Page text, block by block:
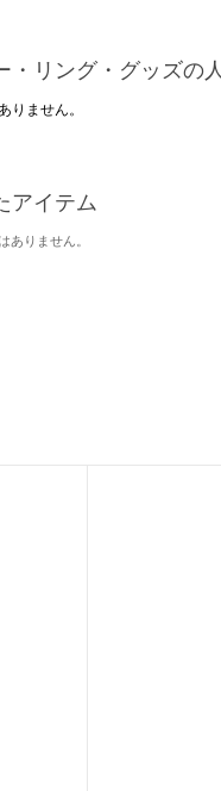
・リング・グッズの
りません。
アイテム
ありません。